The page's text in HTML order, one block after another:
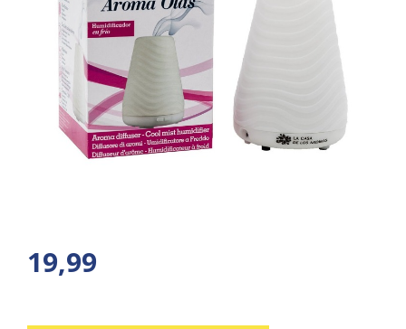
19,99